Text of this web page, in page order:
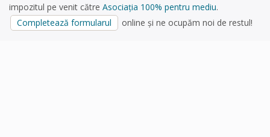
impozitul pe venit către Asociația 100% pentru mediu.
Completează formularul
online și ne ocupăm noi de restul!